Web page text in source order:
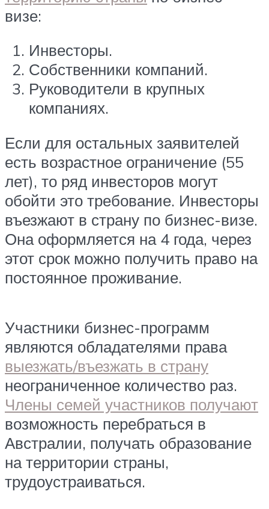
визе:
Инвесторы.
Собственники компаний.
Руководители в крупных
компаниях.
Если для остальных заявителей
есть возрастное ограничение (55
лет), то ряд инвесторов могут
обойти это требование. Инвесторы
въезжают в страну по бизнес-визе.
Она оформляется на 4 года, через
этот срок можно получить право на
постоянное проживание.
Участники бизнес-программ
являются обладателями права
выезжать/въезжать в страну
неограниченное количество раз.
Члены семей участников получают
возможность перебраться в
Австралии, получать образование
на территории страны,
трудоустраиваться.